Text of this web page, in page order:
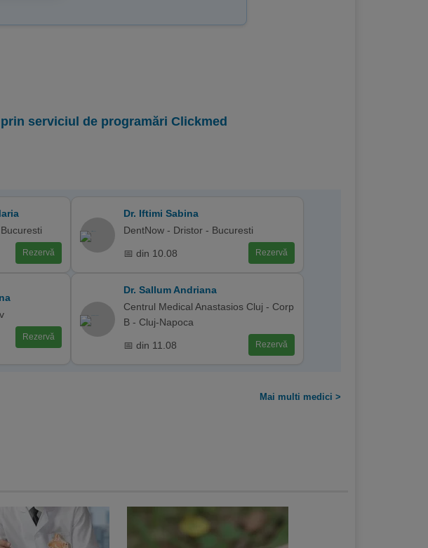
serviciul de programări Clickmed
Rezervă
Dr. Iftimi Sabina
DentNow - Dristor - Bucuresti
📅 din 10.08 Rezervă
Rezervă
Dr. Sallum Andriana
Centrul Medical Anastasios Cluj - Corp
B - Cluj-Napoca
📅 din 11.08 Rezervă
Mai multi medici >